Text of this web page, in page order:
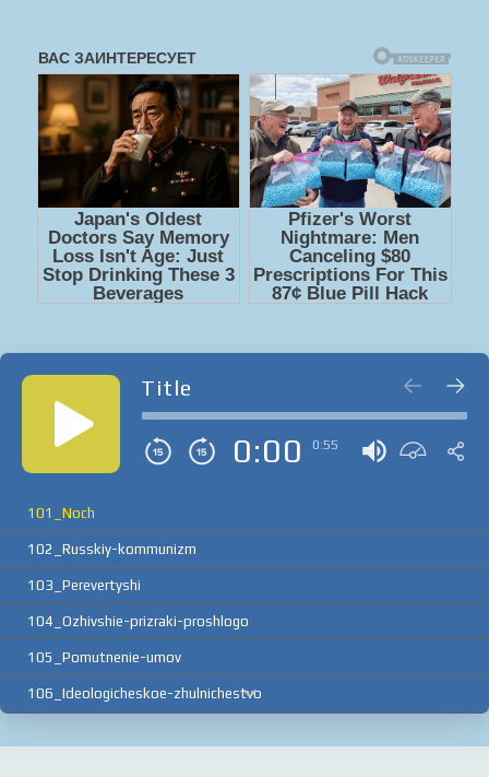
Title
0:00 0:55
101_Noch
102_Russkiy-kommunizm
103_Perevertyshi
104_Ozhivshie-prizraki-proshlogo
105_Pomutnenie-umov
106_Ideologicheskoe-zhulnichestvo